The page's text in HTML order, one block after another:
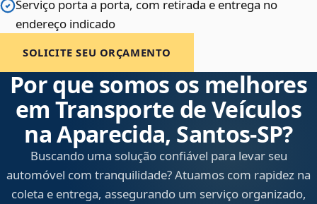
Serviço porta a porta, com retirada e entrega no
endereço indicado
SOLICITE SEU ORÇAMENTO
Por que somos os melhores
em Transporte de Veículos
na Aparecida, Santos‑SP?
Buscando uma solução confiável para levar seu
automóvel com tranquilidade? Atuamos com rapidez na
coleta e entrega, assegurando um serviço organizado,